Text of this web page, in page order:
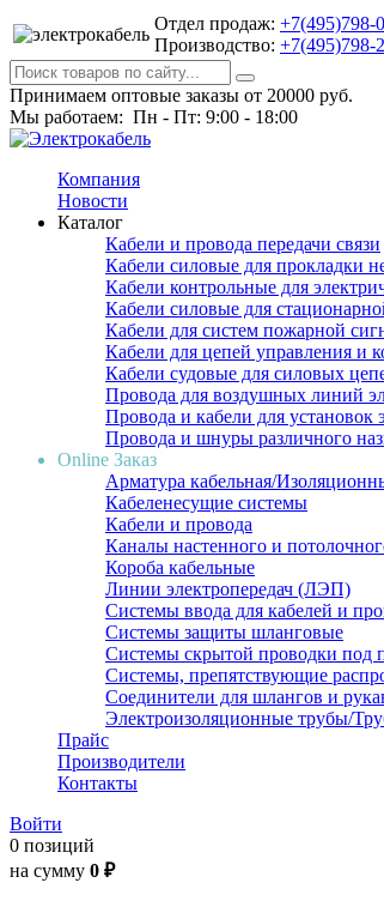
Отдел продаж: +7(495)798-
Производство: +7(495)798-
Принимаем оптовые заказы от 20000 руб.
Мы работаем: Пн - Пт: 9:00 - 18:00
Компания
Новости
Каталог
Кабели и провода передачи связи
Кабели силовые для прокладки
Кабели контрольные для
Кабели силовые для
Кабели для систем пожарной
Кабели для цепей управления и
Кабели судовые для силовых
Провода для воздушных линий
Провода и кабели для установок
Провода и шнуры различного
Online Заказ
Арматура кабельная/
Кабеленесущие системы
Кабели и провода
Каналы настенного и
Короба кабельные
Линии электропередач (ЛЭП)
Системы ввода для кабелей и
Системы защиты шланговые
Системы скрытой проводки под
Системы, препятствующие
Соединители для шлангов и
Электроизоляционные трубы/
Прайс
Производители
Контакты
Войти
0 позиций
на сумму 0 ₽